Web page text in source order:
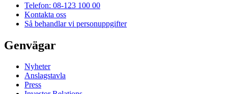
Telefon: 08-123 100 00
Kontakta oss
Så behandlar vi personuppgifter
Genvägar
Nyheter
Anslagstavla
Press